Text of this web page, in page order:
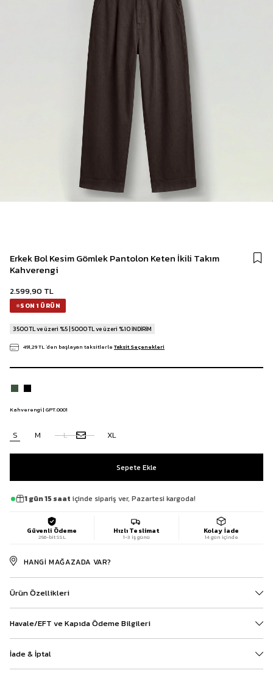
Erkek Bol Kesim Gömlek Pantolon Keten İkili Takım
Kahverengi
2.599,90 TL
SON 1 ÜRÜN
3500 TL ve üzeri %5 | 5000 TL ve üzeri %10 İNDİRİM
491,29 TL`den başlayan taksitlerle Taksit Seçenekleri
Kahverengi | GPT.0001
S M L XL
1 gün 15 saat içinde sipariş ver, Pazartesi kargoda!
Güvenli Ödeme
256-bit SSL
Hızlı Teslimat
1-3 iş günü
Kolay İade
14 gün içinde
HANGI MAĞAZADA VAR?
Ürün Özellikleri
Havale/EFT ve Kapıda Ödeme Bilgileri
İade & İptal